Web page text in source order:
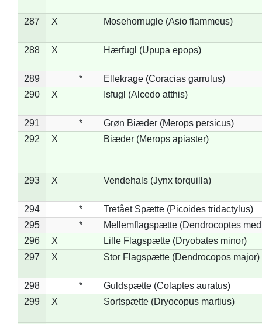
287 X Mosehornugle (Asio flammeus)
288 X Hærfugl (Upupa epops)
289 *
Ellekrage (Coracias garrulus)
290
X Isfugl (Alcedo atthis)
291 *
Grøn Biæder (Merops persicus)
292
X Biæder (Merops apiaster)
293 X Vendehals (Jynx torquilla)
294 *
Tretået Spætte (Picoides tridactylus)
295
*
Mellemflagspætte (Dendrocoptes
296
X
Lille Flagspætte (Dryobates minor)
297
X Stor Flagspætte (Dendrocopos major)
298 *
Guldspætte (Colaptes auratus)
299
X Sortspætte (Dryocopus martius)